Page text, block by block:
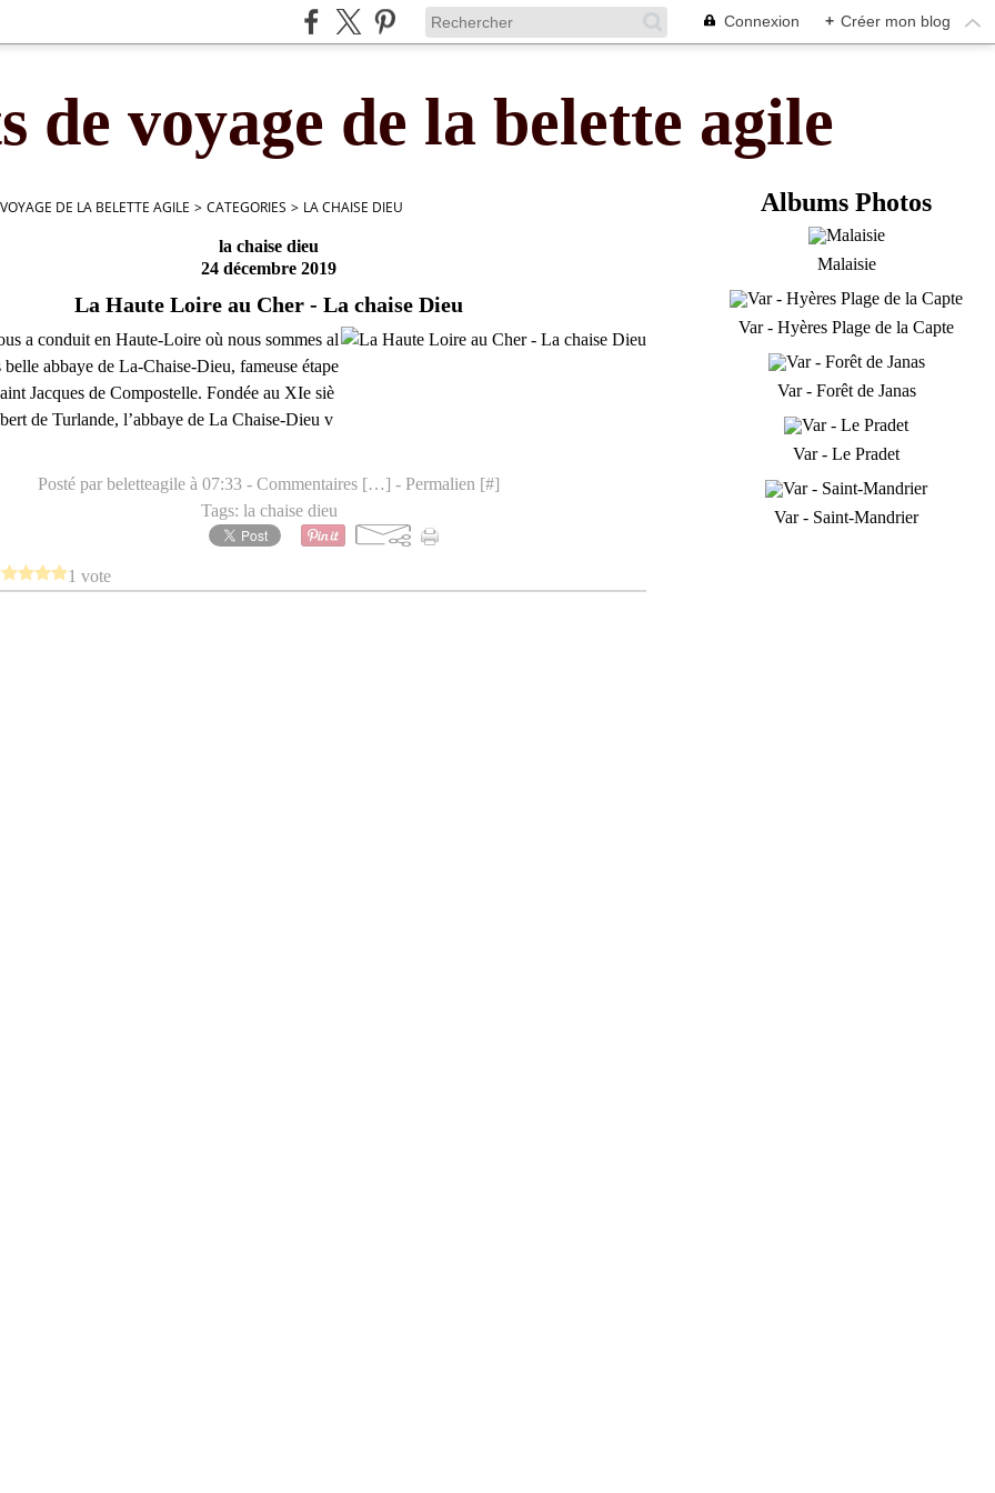
Connexion + Créer mon blog
de voyage de la belette agile
DE LA BELETTE AGILE > CATEGORIES > LA CHAISE DIEU
la chaise dieu
24 décembre 2019
La Haute Loire au Cher - La chaise Dieu
a conduit en Haute-Loire où nous sommes al
abbaye de La-Chaise-Dieu, fameuse étape
Jacques de Compostelle. Fondée au XIe siè
de Turlande, l’abbaye de La Chaise-Dieu v
Posté par beletteagile à 07:33 - Commentaires […] - Permalien [#]
Tags: la chaise dieu
1 vote
Albums Photos
Malaisie
Var - Hyères Plage de la Capte
Var - Forêt de Janas
Var - Le Pradet
Var - Saint-Mandrier